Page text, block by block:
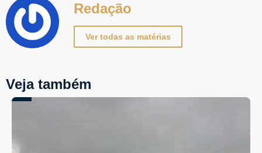
Redação
Ver todas as matérias
Veja também